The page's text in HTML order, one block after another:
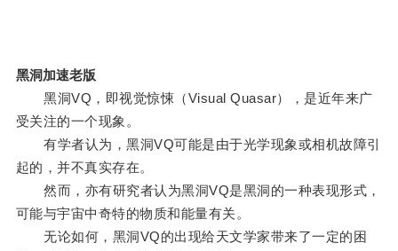
黑洞加速老版
黑洞VQ，即视觉惊悚（Visual Quasar），是近年来广
受关注的一个现象。
有学者认为，黑洞VQ可能是由于光学现象或相机故障引
起的，并不真实存在。
然而，亦有研究者认为黑洞VQ是黑洞的一种表现形式，
可能与宇宙中奇特的物质和能量有关。
无论如何，黑洞VQ的出现给天文学家带来了一定的困